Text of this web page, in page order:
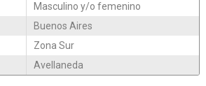
Masculino y/o femenino
Buenos Aires
Zona Sur
Avellaneda